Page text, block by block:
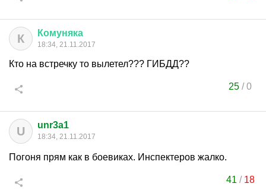
К Комуняка
18:34, 21.11.2017
Кто на встречку то вылетел??? ГИБДД??
25 /0
U unr3a1
18:34, 21.11.2017
Погоня прям как в боевиках. Инспектеров жалко.
41 / 18